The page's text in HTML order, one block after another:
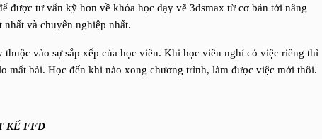
được tư vấn kỹ hơn về khóa học dạy vẽ 3dsmax từ cơ bản tới nâng
và chuyên nghiệp nhất.
vào sự sắp xếp của học viên. Khi học viên nghỉ có việc riêng thì
mất bài. Học đến khi nào xong chương trình, làm được việc mới thôi.
KẾ FFD